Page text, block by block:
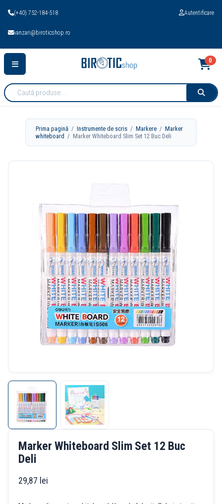
(+40) 752-184-518
vanzari@biroticshop.ro
Autentificare
Cauta
produse:
0
Prima pagină /Instrumente de scris /Markere /Marker
whiteboard / Marker Whiteboard Slim Set 12 Buc Deli
Marker Whiteboard Slim Set 12 Buc
Deli
29,87 lei